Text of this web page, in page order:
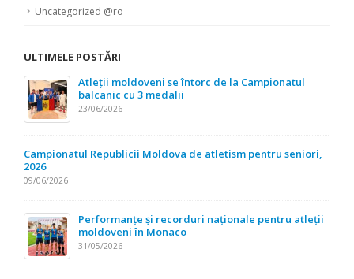
Uncategorized @ro
ULTIMELE POSTĂRI
Atleții moldoveni se întorc de la Campionatul
balcanic cu 3 medalii
23/06/2026
Campionatul Republicii Moldova de atletism pentru seniori,
2026
09/06/2026
Performanțe și recorduri naționale pentru atleții
moldoveni în Monaco
31/05/2026